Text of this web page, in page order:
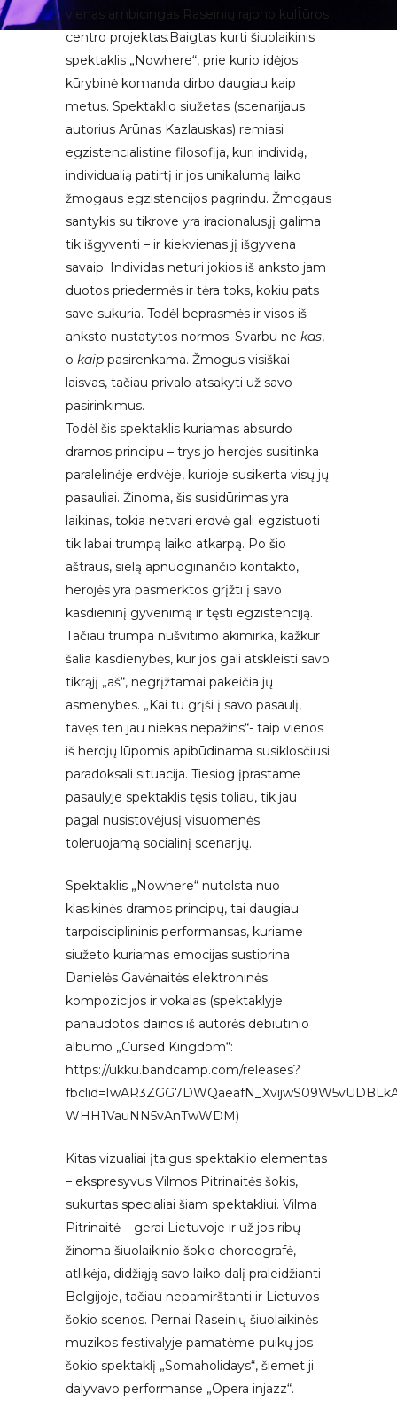
vienas ambicingas Raseinių rajono kultūros
centro projektas.Baigtas kurti šiuolaikinis
spektaklis „Nowhere“, prie kurio idėjos
kūrybinė komanda dirbo daugiau kaip
metus. Spektaklio siužetas (scenarijaus
autorius Arūnas Kazlauskas) remiasi
egzistencialistine filosofija, kuri individą,
individualią patirtį ir jos unikalumą laiko
žmogaus egzistencijos pagrindu. Žmogaus
santykis su tikrove yra iracionalus,jį galima
tik išgyventi – ir kiekvienas jį išgyvena
savaip. Individas neturi jokios iš anksto jam
duotos priedermės ir tėra toks, kokiu pats
save sukuria. Todėl beprasmės ir visos iš
anksto nustatytos normos. Svarbu ne kas,
o kaip pasirenkama. Žmogus visiškai
laisvas, tačiau privalo atsakyti už savo
pasirinkimus.
Todėl šis spektaklis kuriamas absurdo
dramos principu – trys jo herojės susitinka
paralelinėje erdvėje, kurioje susikerta visų jų
pasauliai. Žinoma, šis susidūrimas yra
laikinas, tokia netvari erdvė gali egzistuoti
tik labai trumpą laiko atkarpą. Po šio
aštraus, sielą apnuoginančio kontakto,
herojės yra pasmerktos grįžti į savo
kasdieninį gyvenimą ir tęsti egzistenciją.
Tačiau trumpa nušvitimo akimirka, kažkur
šalia kasdienybės, kur jos gali atskleisti savo
tikrąjį „aš“, negrįžtamai pakeičia jų
asmenybes. „Kai tu grįši į savo pasaulį,
tavęs ten jau niekas nepažins“- taip vienos
iš herojų lūpomis apibūdinama susiklosčiusi
paradoksali situacija. Tiesiog įprastame
pasaulyje spektaklis tęsis toliau, tik jau
pagal nusistovėjusį visuomenės
toleruojamą socialinį scenarijų.
Spektaklis „Nowhere“ nutolsta nuo
klasikinės dramos principų, tai daugiau
tarpdisciplininis performansas, kuriame
siužeto kuriamas emocijas sustiprina
Danielės Gavėnaitės elektroninės
kompozicijos ir vokalas (spektaklyje
panaudotos dainos iš autorės debiutinio
albumo „Cursed Kingdom“:
https://ukku.bandcamp.com/releases?
WHH1VauNN5vAnTwWDM)
Kitas vizualiai įtaigus spektaklio elementas
– ekspresyvus Vilmos Pitrinaitės šokis,
sukurtas specialiai šiam spektakliui. Vilma
Pitrinaitė – gerai Lietuvoje ir už jos ribų
žinoma šiuolaikinio šokio choreografė,
atlikėja, didžiąją savo laiko dalį praleidžianti
Belgijoje, tačiau nepamirštanti ir Lietuvos
šokio scenos. Pernai Raseinių šiuolaikinės
muzikos festivalyje pamatėme puikų jos
šokio spektaklį „Somaholidays“, šiemet ji
dalyvavo performanse „Opera injazz“.